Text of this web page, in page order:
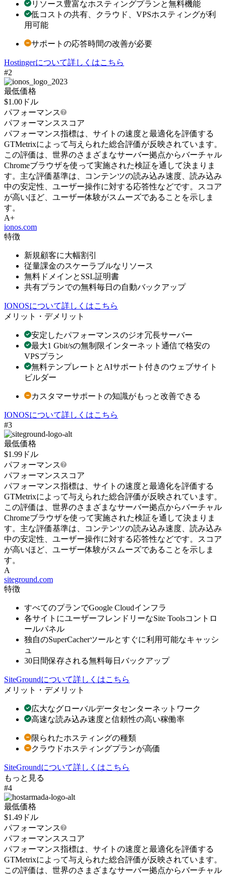
リソース豊富なホスティングプランと無料機能
低コストの共有、クラウド、VPSホスティングが利
用可能
サポートの応答時間の改善が必要
Hostingerについて詳しくはこちら
#2
最低価格
$1.00 ドル
パフォーマンス
パフォーマンススコア
パフォーマンス指標は、サイトの速度と最適化を評価する
GTMetrixによって与えられた総合評価が反映されています。
この評価は、世界のさまざまなサーバー拠点からバーチャル
Chromeブラウザを使って実施された検証を通して決まりま
す。主な評価基準は、コンテンツの読み込み速度、読み込み
中の安定性、ユーザー操作に対する応答性などです。スコア
が高いほど、ユーザー体験がスムーズであることを示しま
す。
A+
ionos.com
特徴
新規顧客に大幅割引
従量課金のスケーラブルなリソース
無料ドメインとSSL証明書
共有プランでの無料毎日の自動バックアップ
IONOSについて詳しくはこちら
メリット・デメリット
安定したパフォーマンスのジオ冗長サーバー
最大1 Gbit/sの無制限インターネット通信で格安の
VPSプラン
無料テンプレートとAIサポート付きのウェブサイト
ビルダー
カスタマーサポートの知識がもっと改善できる
IONOSについて詳しくはこちら
#3
最低価格
$1.99 ドル
パフォーマンス
パフォーマンススコア
パフォーマンス指標は、サイトの速度と最適化を評価する
GTMetrixによって与えられた総合評価が反映されています。
この評価は、世界のさまざまなサーバー拠点からバーチャル
Chromeブラウザを使って実施された検証を通して決まりま
す。主な評価基準は、コンテンツの読み込み速度、読み込み
中の安定性、ユーザー操作に対する応答性などです。スコア
が高いほど、ユーザー体験がスムーズであることを示しま
す。
A
siteground.com
特徴
すべてのプランでGoogle Cloudインフラ
各サイトにユーザーフレンドリーなSite Toolsコントロ
ールパネル
独自のSuperCacherツールとすぐに利用可能なキャッシ
ュ
30日間保存される無料毎日バックアップ
SiteGroundについて詳しくはこちら
メリット・デメリット
広大なグローバルデータセンターネットワーク
高速な読み込み速度と信頼性の高い稼働率
限られたホスティングの種類
クラウドホスティングプランが高価
SiteGroundについて詳しくはこちら
もっと見る
#4
最低価格
$1.49 ドル
パフォーマンス
パフォーマンススコア
パフォーマンス指標は、サイトの速度と最適化を評価する
GTMetrixによって与えられた総合評価が反映されています。
この評価は、世界のさまざまなサーバー拠点からバーチャル